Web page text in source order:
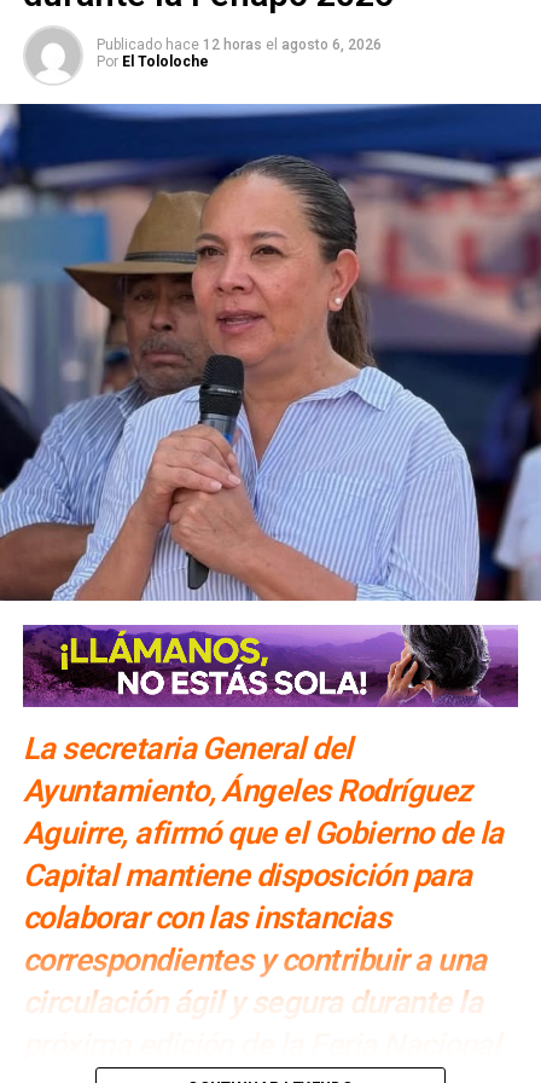
servicios de agua en Interapas
ARTÍCULOS RELACIONADOS:
CIUDAD 2000
EMMANUEL AGUIÑAGA MALDONADO
LA LIBERTAD
LAS MERCEDES
LOS MOLINOS LOS SILOS
SERVICIOS MUNICIPALES
VILLA DE POZOS
VILLAS MALLORCA
SIGUIENTE
Gobierno de SLP ampliará programas de apoyo
estudiantil en todo el estado
NO TE PIERDAS
Pese a lluvias, no hay parajes cerrados en la
Huasteca potosina
Publicado hace 12 horas el agosto 6, 2026
Por El Tololoche
La secretaria General del
Ayuntamiento, Ángeles Rodríguez
Aguirre, afirmó que el Gobierno de la
Capital mantiene disposición para
colaborar con las instancias
correspondientes y contribuir a una
circulación ágil y segura durante la